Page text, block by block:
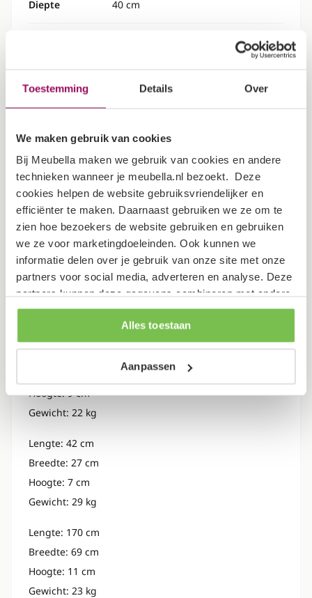
Toestemming Details Over
We maken gebruik van cookies
Bij Meubella maken we gebruik van cookies en andere
technieken wanneer je meubella.nl bezoekt. Deze
cookies helpen de website gebruiksvriendelijker en
efficiënter te maken. Daarnaast gebruiken we ze om te
zien hoe bezoekers de website gebruiken en gebruiken
we ze voor marketingdoeleinden. Ook kunnen we
informatie delen over je gebruik van onze site met onze
partners voor social media, adverteren en analyse. Deze
partners kunnen deze gegevens combineren met andere
informatie die je aan ze hebt verstrekt of die ze hebben
verzameld op basis van je gebruik van hun services.
Alles toestaan
Aanpassen
Diepte 40 cm
Aantal lades 1
Aantal deuren 2
Garantietermijn 2 jaar
Verpakking
Dit artikel bestaat uit 3 pakketten
Lengte: 137 cm
Hoogte: 9 cm
Gewicht: 22 kg
Lengte: 42 cm
Breedte: 27 cm
Hoogte: 7 cm
Gewicht: 29 kg
Lengte: 170 cm
Breedte: 69 cm
Hoogte: 11 cm
Gewicht: 23 kg